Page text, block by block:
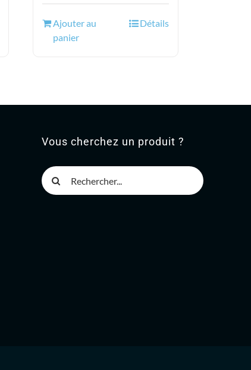
Ajouter au
panier
Détails
Vous cherchez un produit ?
Rechercher